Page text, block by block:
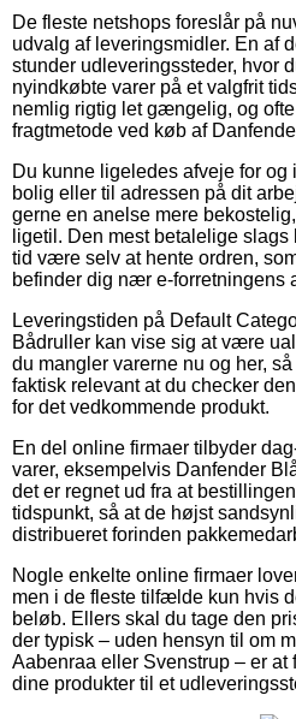
De fleste netshops foreslår på
udvalg af leveringsmidler. En af
stunder udleveringssteder, hvor
nyindkøbte varer på et valgfrit
nemlig rigtig let gængelig, og
fragtmetode ved køb af
Du kunne ligeledes afveje for og
bolig eller til adressen på dit
gerne en anelse mere
ligetil. Den mest betalelige
tid være selv at hente ordren,
befinder dig nær e-forretningens
Leveringstiden på Default
Bådruller kan vise sig at være
du mangler varerne nu og her,
faktisk relevant at du checker
for det vedkommende produkt.
En del online firmaer tilbyder
varer, eksempelvis Danfender
det er regnet ud fra at
tidspunkt, så at de højst
distribueret forinden
Nogle enkelte online firmaer
men i de fleste tilfælde kun hvis
beløb. Ellers skal du tage den
der typisk – uden hensyn til om
Aabenraa eller Svenstrup – er at
dine produkter til et